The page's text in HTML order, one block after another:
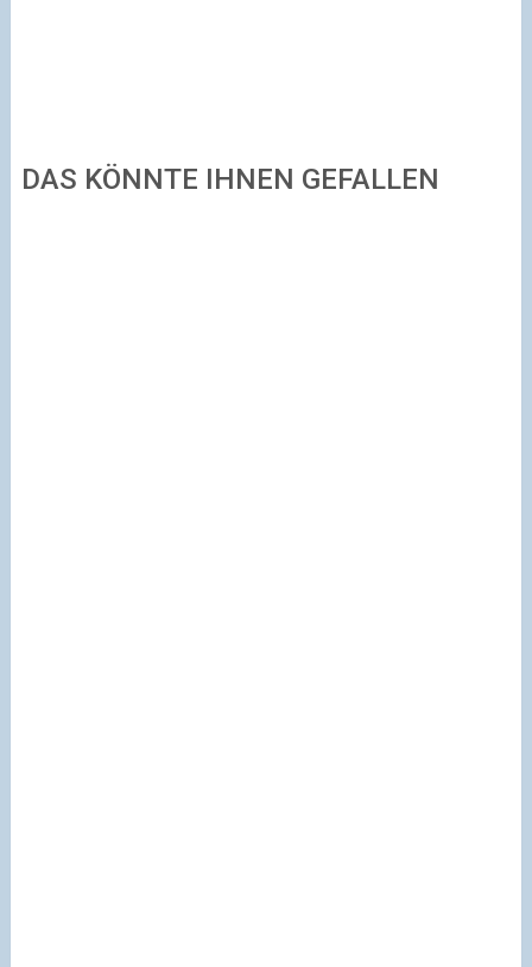
DAS KÖNNTE IHNEN GEFALLEN